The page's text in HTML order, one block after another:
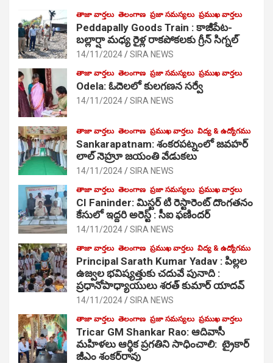
తాజా వార్తలు తెలంగాణ ప్రజా సమస్యలు ప్రముఖ వార్తలు
Peddapally Goods Train : కాజీపేట-
బల్లార్షా మధ్య రైళ్ల రాకపోకలకు గ్రీన్ సిగ్నల్
14/11/2024 SIRA NEWS
తాజా వార్తలు తెలంగాణ ప్రజా సమస్యలు ప్రముఖ వార్తలు
Odela: ఓదెలలో కులగణన సర్వే
14/11/2024 SIRA NEWS
తాజా వార్తలు తెలంగాణ ప్రముఖ వార్తలు విద్య & ఉద్యోగము
Sankarapatnam: శంకరపట్నంలో జవహర్
లాల్ నెహ్రూ జయంతి వేడుకలు
14/11/2024 SIRA NEWS
తాజా వార్తలు తెలంగాణ ప్రజా సమస్యలు ప్రముఖ వార్తలు
CI Faninder: మిస్టర్ టి రెస్టారెంట్ దొంగతనం
కేసులో ఇద్దరి అరెస్ట్ : సీఐ ఫణిందర్
14/11/2024 SIRA NEWS
తాజా వార్తలు తెలంగాణ ప్రముఖ వార్తలు విద్య & ఉద్యోగము
Principal Sarath Kumar Yadav : పిల్లల
ఉజ్వల భవిష్యత్తుకు చదువే పునాది :
ప్రధానోపాధ్యాయులు శరత్ కుమార్ యాదవ్
14/11/2024 SIRA NEWS
తాజా వార్తలు తెలంగాణ ప్రజా సమస్యలు ప్రముఖ వార్తలు
Tricar GM Shankar Rao: ఆదివాసీ
మహిళలు ఆర్థిక ప్రగతిని సాధించాలి: ట్రైకార్
జీఎం శంకర్‌రావు